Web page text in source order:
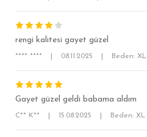
rengi kalitesi gayet güzel
**** **** 08.11.2025 Beden: XL
Gayet güzel geldi babama aldım
C** K** 15.08.2025 Beden: XL